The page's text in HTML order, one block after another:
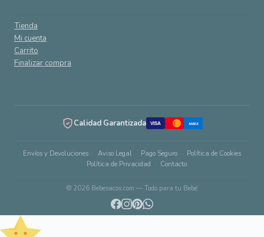
Tienda
Mi cuenta
Carrito
Finalizar compra
Calidad Garantizada VISA AMEX
Envíos y Devoluciones Aviso Legal Pago Seguro
Política de Cookies
Política de Privacidad
Contacto
© 2026 Bebesacos.com — Todo para tu Bebé